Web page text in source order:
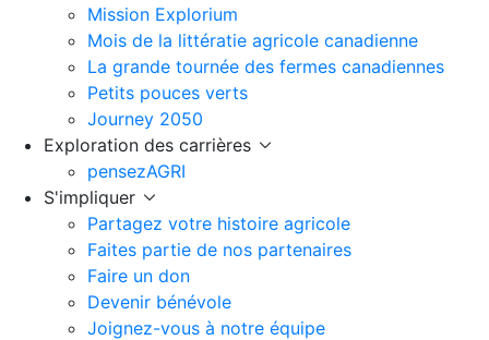
Mission Explorium
Mois de la littératie agricole canadienne
La grande tournée des fermes canadiennes
Petits pouces verts
Journey 2050
Exploration des carrières
pensezAGRI
S'impliquer
Partagez votre histoire agricole
Faites partie de nos partenaires
Faire un don
Devenir bénévole
Joignez-vous à notre équipe